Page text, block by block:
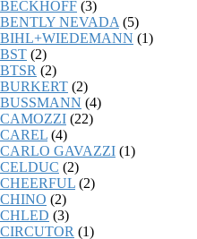
BECKHOFF (3)
BENTLY NEVADA (5)
BIHL+WIEDEMANN (1)
BST (2)
BTSR (2)
BURKERT (2)
BUSSMANN (4)
CAMOZZI (22)
CAREL (4)
CARLO GAVAZZI (1)
CELDUC (2)
CHEERFUL (2)
CHINO (2)
CHLED (3)
CIRCUTOR (1)